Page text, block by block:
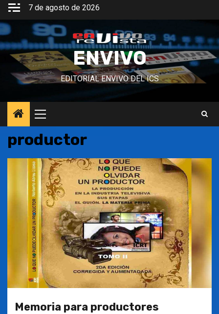
Saltar
contenido
7 de agosto de 2026
ENVIVO
EDITORIAL ENVIVO DEL ICS
Menú
principal
productor
Memoria para productores